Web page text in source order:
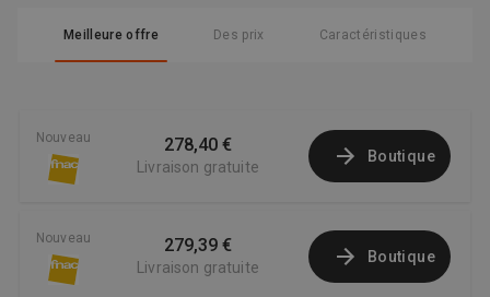
Meilleure offre Des prix Caractéristiques
Nouveau 278,40 €
Livraison gratuite
Boutique
Nouveau 279,39 €
Livraison gratuite
Boutique